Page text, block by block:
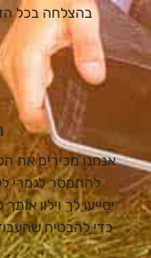
בהצלחה בכל
אנחנו מכירים את
להתמסר לגמרי
יסייעו לך וילוו
כדי להבטיח